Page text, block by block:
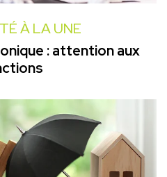
À LA UNE
: attention aux